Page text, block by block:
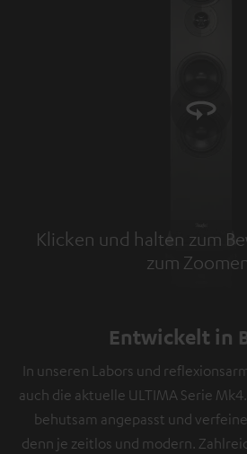
Klicken und halten zum
zum
Tap to
Entwickelt in
In unseren Labors und
auch die aktuelle ULTIMA Serie
behutsam angepasst und
denn je zeitlos und modern.